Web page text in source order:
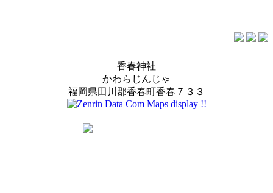
香春神社
かわらじんじゃ
福岡県田川郡香春町香春７３３